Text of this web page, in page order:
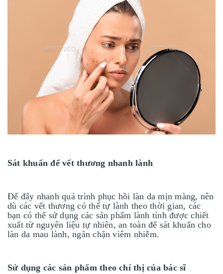
Sát khuẩn để vết thương nhanh lành
Để đẩy nhanh quá trình phục hồi làn da mịn màng, nên
dù các vết thương có thể tự lành theo thời gian, các
bạn có thể sử dụng các sản phẩm lành tính được chiết
xuất từ nguyên liệu tự nhiên, an toàn để sát khuẩn cho
làn da mau lành, ngăn chặn viêm nhiễm.
Sử dụng các sản phẩm theo chỉ thị của bác sĩ